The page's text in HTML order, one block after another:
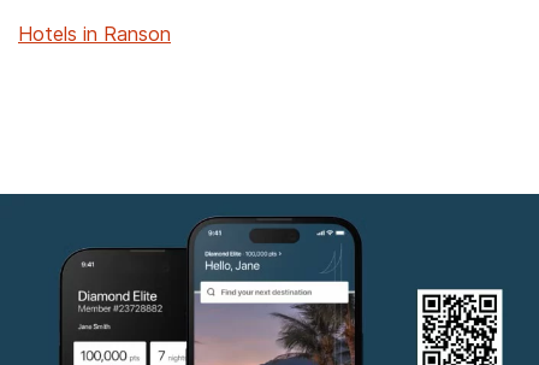
Hotels in Ranson